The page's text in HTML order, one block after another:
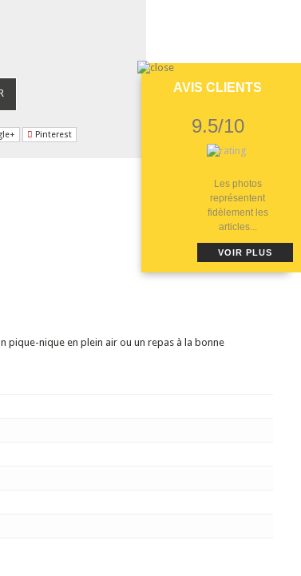
Pinterest
pique-nique en plein air ou un repas à la bonne
AVIS CLIENTS
9.5/10
Les photos
représentent
fidèlement les
articles...
VOIR PLUS